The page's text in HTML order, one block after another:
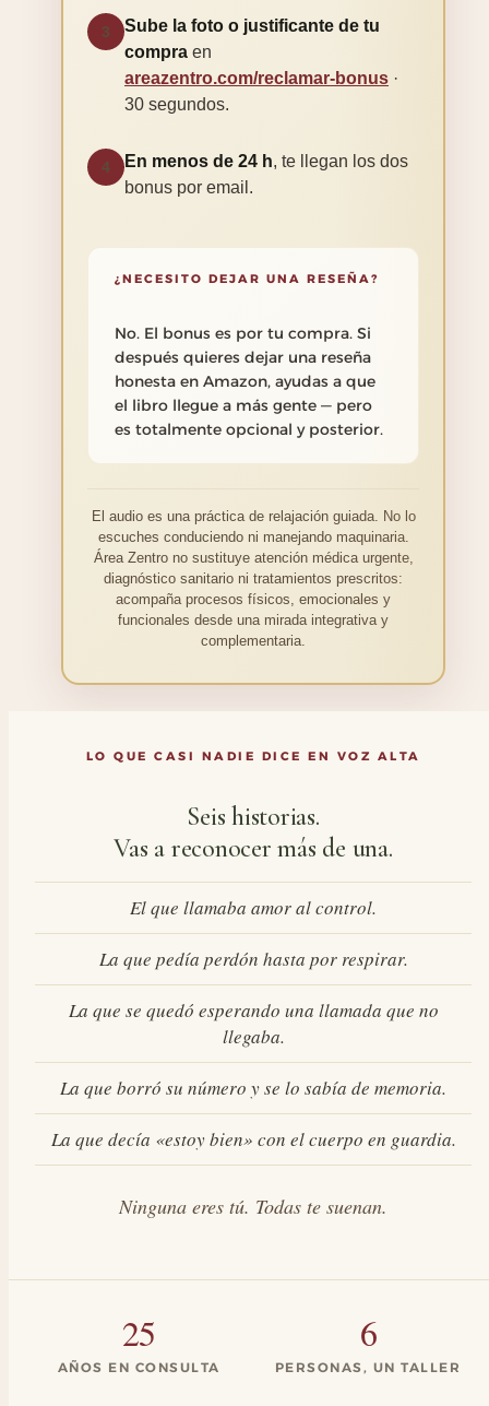
3
Sube la foto o justificante de tu
compra en
areazentro.com/reclamar-bonus ·
30 segundos.
4 En menos de 24 h, te llegan los dos
bonus por email.
¿NECESITO DEJAR UNA RESEÑA?
No. El bonus es por tu compra. Si
después quieres dejar una reseña
honesta en Amazon, ayudas a que
el libro llegue a más gente — pero
es totalmente opcional y posterior.
El audio es una práctica de relajación guiada. No lo
escuches conduciendo ni manejando maquinaria.
Área Zentro no sustituye atención médica urgente,
diagnóstico sanitario ni tratamientos prescritos:
acompaña procesos físicos, emocionales y
funcionales desde una mirada integrativa y
complementaria.
LO QUE CASI NADIE DICE EN VOZ ALTA
Seis historias.
Vas a reconocer más de una.
El que llamaba amor al control.
La que pedía perdón hasta por respirar.
La que se quedó esperando una llamada que no
llegaba.
La que borró su número y se lo sabía de memoria.
La que decía «estoy bien» con el cuerpo en guardia.
Ninguna eres tú. Todas te suenan.
25
AÑOS EN CONSULTA
6
PERSONAS, UN TALLER